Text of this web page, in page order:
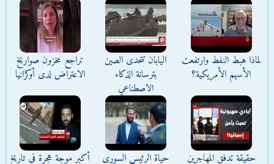
لماذا هبط النفط وارتفعت
الأسهم الأمريكية؟
اليابان تتحدى الصين
بترسانة الذكاء
الاصطناعي
تراجع مخزون صواريخ
الاعتراض لدى أوكرانيا
حقيقة تدفق المهاجرين حياة الرئيس السوري أكبر موجة هجرة في تاريخ